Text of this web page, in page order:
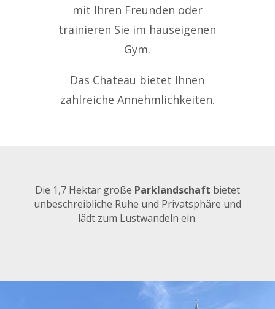
mit Ihren Freunden oder
trainieren Sie im hauseigenen
Gym.
Das Chateau bietet Ihnen
zahlreiche Annehmlichkeiten.
Die 1,7 Hektar große Parklandschaft bietet
unbeschreibliche Ruhe und Privatsphäre und
lädt zum Lustwandeln ein.